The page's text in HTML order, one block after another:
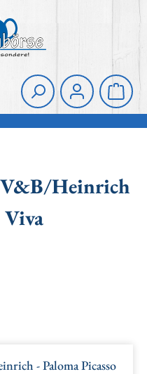
V&B/Heinrich
Viva